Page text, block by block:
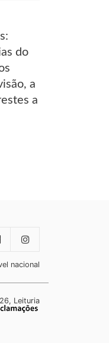
do
a
a
nacional
Leituria